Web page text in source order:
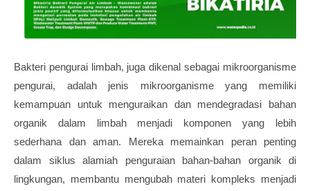
Bakteri pengurai limbah, juga dikenal sebagai mikroorganisme
pengurai, adalah jenis mikroorganisme yang memiliki
kemampuan untuk menguraikan dan mendegradasi bahan
organik dalam limbah menjadi komponen yang lebih
sederhana dan aman. Mereka memainkan peran penting
dalam siklus alamiah penguraian bahan-bahan organik di
lingkungan, membantu mengubah materi kompleks menjadi